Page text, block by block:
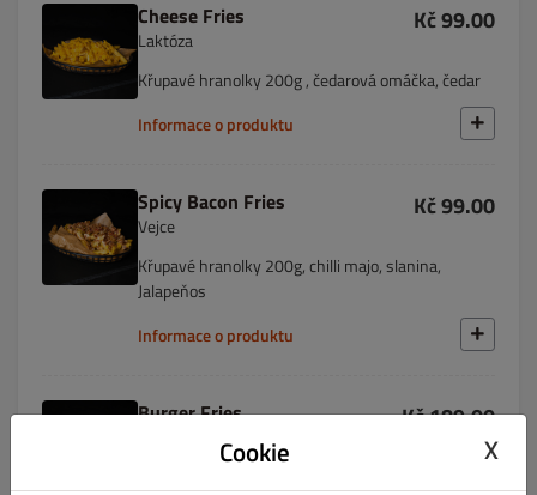
Cheese Fries
Laktóza
Kč 99.00
Křupavé hranolky 200g , čedarová omáčka, čedar
Informace o produktu
Spicy Bacon Fries
Vejce
Kč 99.00
Křupavé hranolky 200g, chilli majo, slanina,
Jalapeňos
Informace o produktu
Burger Fries Kč 189.00
Cookie X